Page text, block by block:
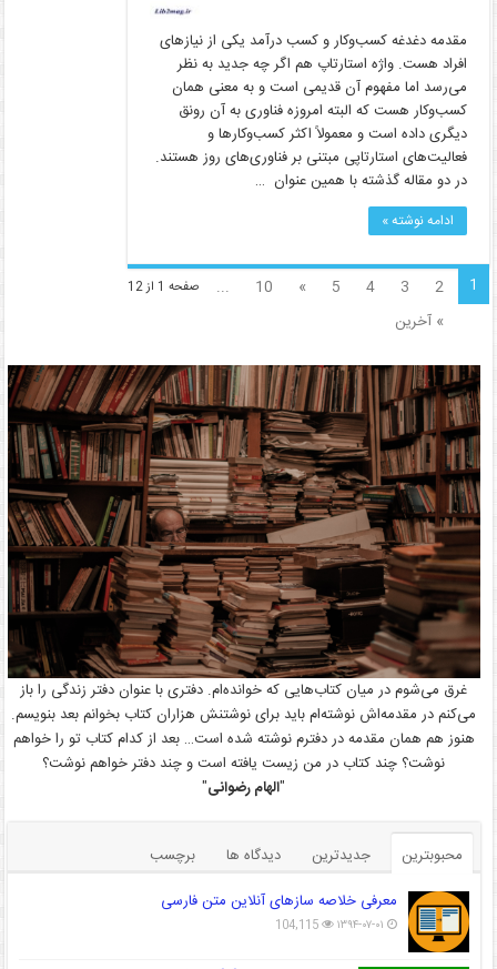
مقدمه دغدغه کسب‌وکار و کسب درآمد یکی از نیازهای
افراد هست. واژه استارتاپ هم اگر چه جدید به نظر
می‌رسد اما مفهوم آن قدیمی است و به معنی همان
کسب‌وکار هست که البته امروزه فناوری به آن رونق
دیگری داده است و معمولاً اکثر کسب‌وکارها و
فعالیت‌های استارتاپی مبتنی بر فناوری‌های روز هستند.
در دو مقاله گذشته با همین عنوان …
ادامه نوشته »
صفحه 1 از 12 1
2
3
4
5
»
10
...
» آخرین
غرق می‌شوم در میان کتاب‌هایی که خوانده‌ام. دفتری با عنوان دفتر زندگی را باز
می‌کنم در مقدمه‌اش نوشته‌ام باید برای نوشتنش هزاران کتاب بخوانم بعد بنویسم.
هنوز هم همان مقدمه در دفترم نوشته شده است… بعد از کدام کتاب تو را خواهم
نوشت؟ چند کتاب در من زیست یافته است و چند دفتر خواهم نوشت؟
"الهام رضوانی"
محبوبترین جدیدترین دیدگاه ها
برچسب
معرفی خلاصه سازهای آنلاین متن فارسی
۱۳۹۴-۰۷-۰۱ 104,115